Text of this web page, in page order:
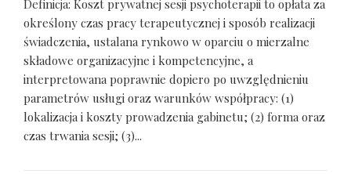
Definicja: Koszt prywatnej sesji psychoterapii to opłata za
określony czas pracy terapeutycznej i sposób realizacji
świadczenia, ustalana rynkowo w oparciu o mierzalne
składowe organizacyjne i kompetencyjne, a
interpretowana poprawnie dopiero po uwzględnieniu
parametrów usługi oraz warunków współpracy: (1)
lokalizacja i koszty prowadzenia gabinetu; (2) forma oraz
czas trwania sesji; (3)...